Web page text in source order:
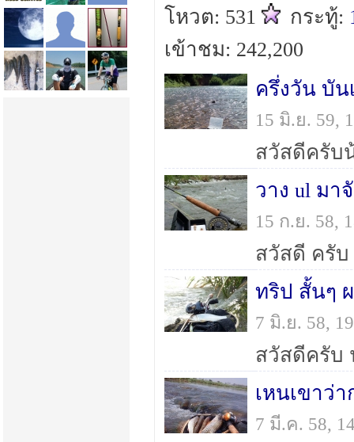
โหวต: 531 กระทู้:
เข้าชม: 242,200
ครึ่งวัน บัน
15 มิ.ย. 59,
วาง ul มา
15 ก.ย. 58,
ทริป สั้นๆ
7 มิ.ย. 58,
เหนเขาว่
7 มี.ค. 58,